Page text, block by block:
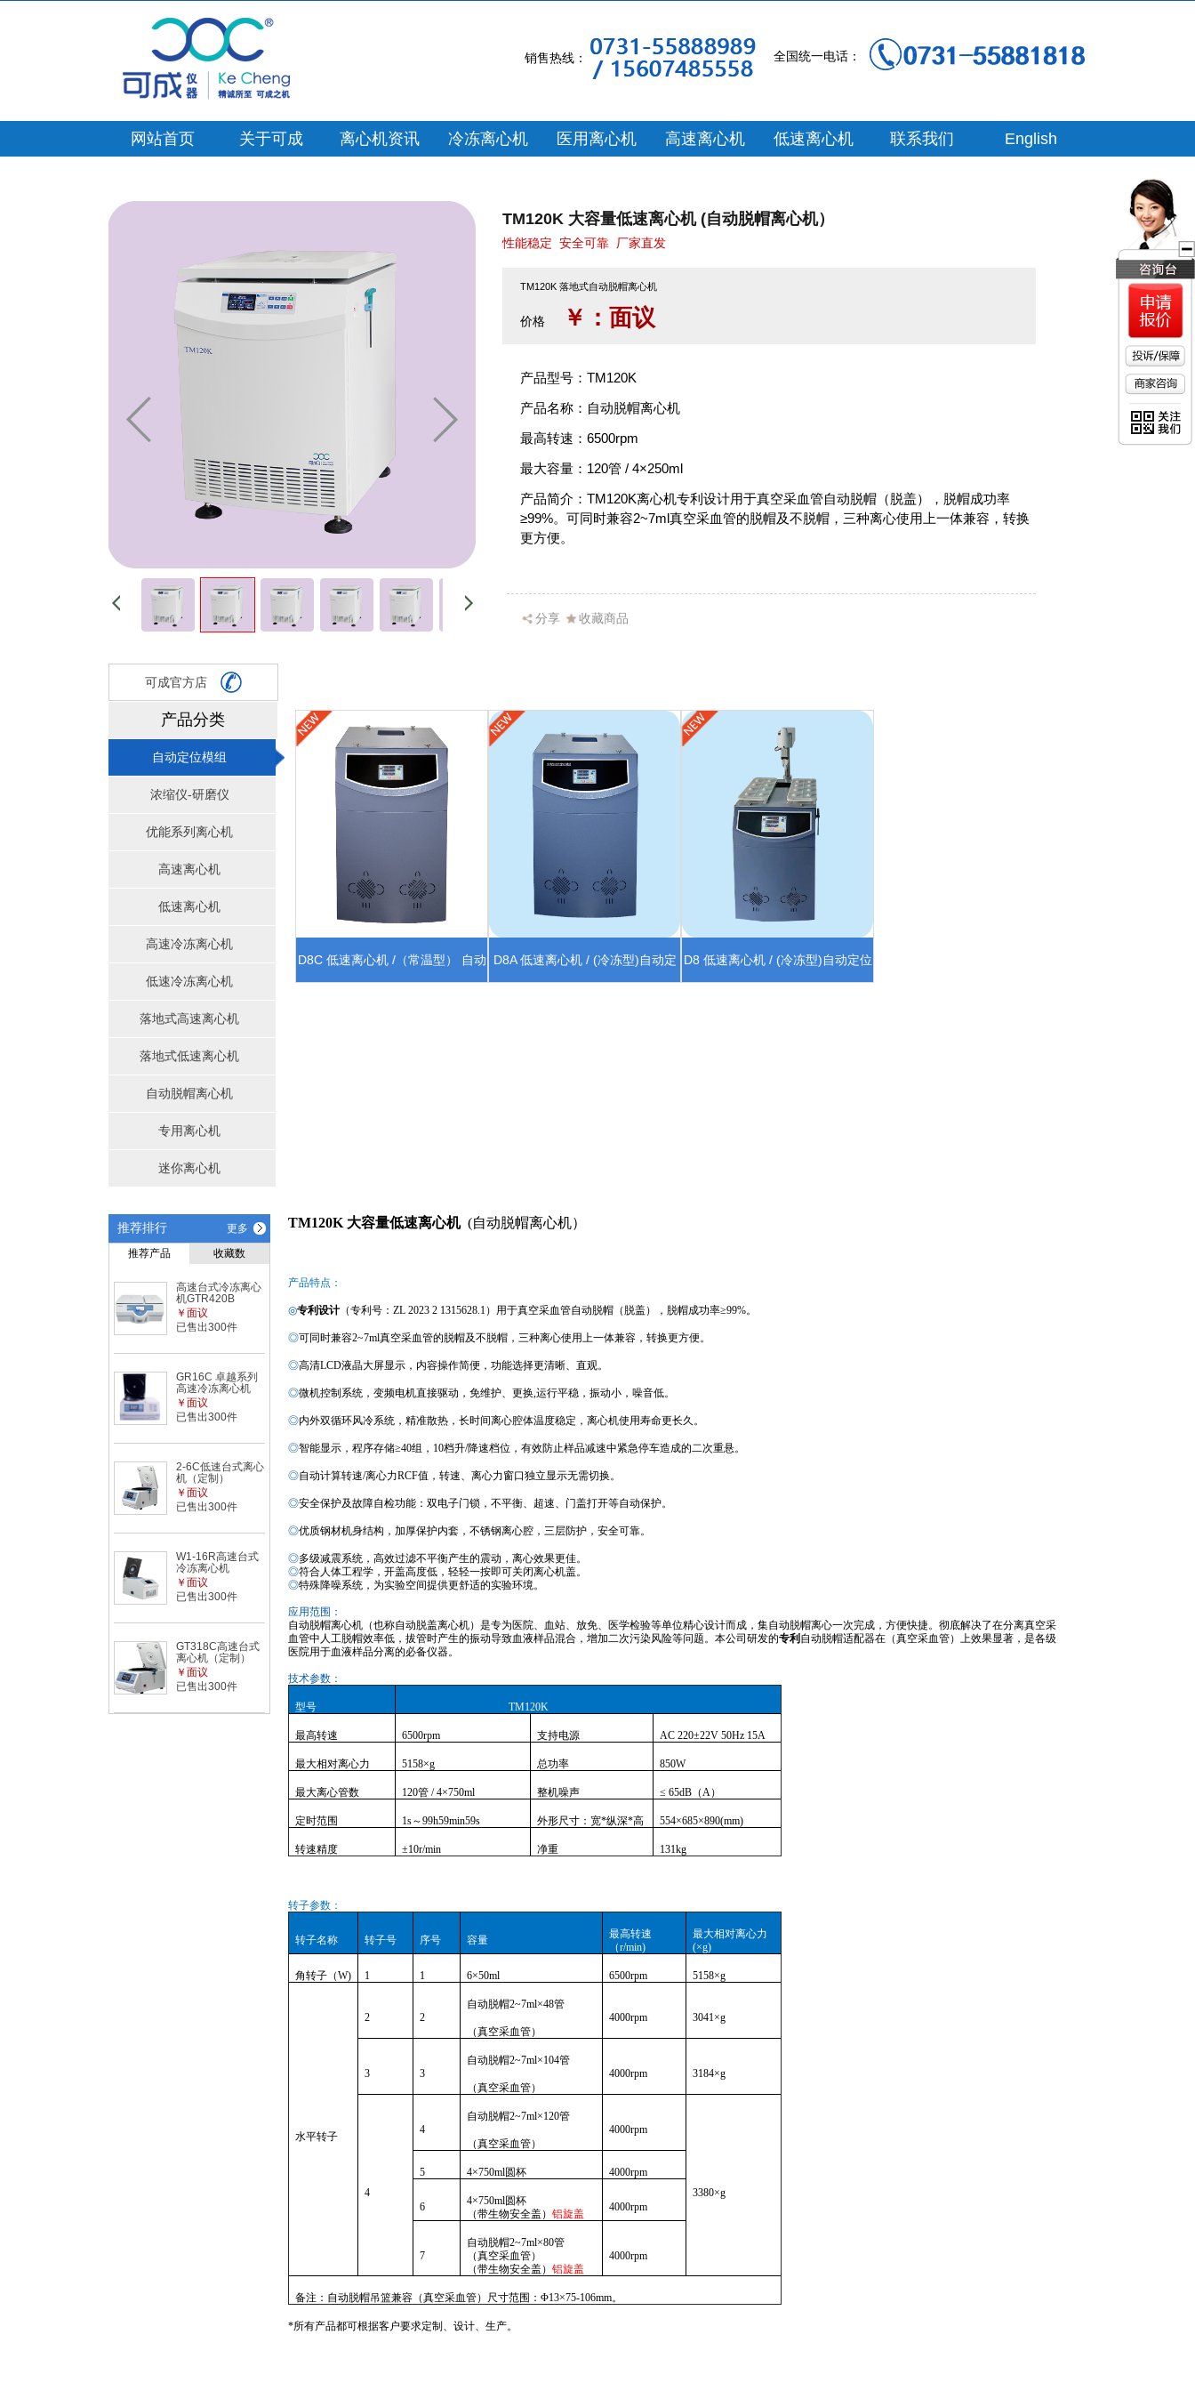
销售热线： 全国统一电话：
网站首页 关于可成 离心机资讯 冷冻离心机 医用离心机 高速离心机 低速离心机 联系我们 English
TM120K 大容量低速离心机 (自动脱帽离心机）
性能稳定 安全可靠 厂家直发
TM120K 落地式自动脱帽离心机
价格 ￥：面议
产品型号：TM120K
产品名称：自动脱帽离心机
最高转速：6500rpm
最大容量：120管 / 4×250ml
产品简介：TM120K离心机专利设计用于真空采血管自动脱帽（脱盖），脱帽成功率
≥99%。可同时兼容2~7ml真空采血管的脱帽及不脱帽，三种离心使用上一体兼容，转换
更方便。
分享 收藏商品
可成官方店
产品分类
自动定位模组
浓缩仪-研磨仪
优能系列离心机
高速离心机
低速离心机
高速冷冻离心机
低速冷冻离心机
落地式高速离心机
落地式低速离心机
自动脱帽离心机
专用离心机
迷你离心机
D8C 低速离心机 /（常温型） 自动 D8A 低速离心机 / (冷冻型)自动定 D8 低速离心机 / (冷冻型)自动定位
推荐排行
更多
推荐产品
收藏数
高速台式冷冻离心
机GTR420B
￥面议
已售出300件
GR16C 卓越系列
高速冷冻离心机
￥面议
已售出300件
2-6C低速台式离心
机（定制）
￥面议
已售出300件
W1-16R高速台式
冷冻离心机
￥面议
已售出300件
GT318C高速台式
离心机（定制）
￥面议
已售出300件
TM120K 大容量低速离心机 (自动脱帽离心机）
产品特点：
◎专利设计 （专利号：ZL 2023 2 1315628.1） 用于真空采血管自动脱帽（脱盖），脱帽成功率≥99%。
◎可同时兼容2~7ml真空采血管的脱帽及不脱帽，三种离心使用上一体兼容，转换更方便。
◎高清LCD液晶大屏显示 ， 内容操作简便， 功能选择更清晰、直观。
◎微机控制 系统，变频电机直接驱动，免维护、更换,运行平稳，振动小，噪音低。
◎内外双循环风冷系统 ，精准散热，长时间离心腔体温度稳定，离心机使用寿命更长久。
◎智能显示，程序存储≥40组 ， 10档升/降速档位，有效防止样品减速中紧急停车造成的二次重悬。
◎自动计算转速/离心力RCF值，转速、离心力窗口独立显示无需切换。
◎安全保护及故障自检功能 ：双电子门锁 ， 不平衡、 超速、门盖打开等自动保护。
◎优质钢材机身结构，加厚保护内套，不锈钢离心腔，三层防护，安全可靠。
◎多级减震系统 ， 高效过滤不平衡产生的震动， 离心效果更佳。
◎符合人体工程学，开盖高度低，轻轻一按即可关闭离心机盖。
◎特殊降噪系统，为实验空间提供更舒适的实验环境。
应用范围：
自动脱帽离心机（也称自动脱盖离心机）是专为医院、血站、放免、医学检验等单位精心设计而成，集自动脱帽离心一次完成， 方便快捷。 彻底解决了在分离真空采
血管中人工脱帽效率低，拔管时产生的振动导致血液样品混合，增加二次污染风险等问题。本公司 研发的专利 自动脱帽适配器在（真空采血管）上效果显著，是各级
医院用于血液样品分离的必备仪器。
技术参数：
型号 TM120K
最高转速 6500rpm 支持电源 AC 220±22V 50Hz 15A
最大相对离心力 5158×g 总功率 850W
最大离心管数 120管 /4×750ml 整机噪声 ≤ 65dB（A）
定时范围 1s～99h59min59s 外形尺寸：宽*纵深*高 554×685×890(mm)
转速精度 ±10r/min 净重 131kg
转子参数：
转子名称 转子号 序号 容量
最高转速
（r/min)
最大相对离心力
(×g)
角转子（W) 1 1 6×50ml 6500rpm 5158×g
水平转子
2 2
自动脱帽2~7ml×48管
（真空采血管）
4000rpm 3041×g
3 3
自动脱帽2~7ml×104管
（真空采血管）
4000rpm 3184×g
4
4
自动脱帽2~7ml×120管
（真空采血管）
4000rpm
3380×g
5 4×750ml圆杯 4000rpm
6
4×750ml圆杯
（带生物安全盖） 铝旋盖
4000rpm
7
自动脱帽2~7ml×80管
（真空采血管）
（带生物安全盖） 铝旋盖
4000rpm
备注：自动脱帽吊篮兼容（真空采血管）尺寸范围： Φ13×75-106mm。
*所有产品都可根据客户要求定制、 设计、生产。